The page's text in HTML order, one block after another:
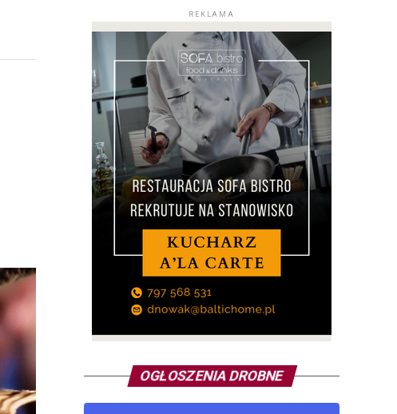
REKLAMA
OGŁOSZENIA DROBNE